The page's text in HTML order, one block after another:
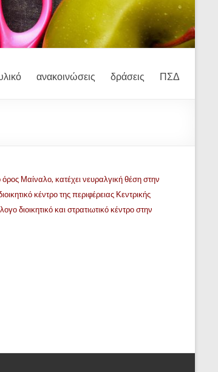
ανακοινώσεις δράσεις ΠΣΔ
όρος Μαίναλο, κατέχει νευραλγική θέση στην
κέντρο της περιφέρειας Κεντρικής
διοικητικό και στρατιωτικό κέντρο στην